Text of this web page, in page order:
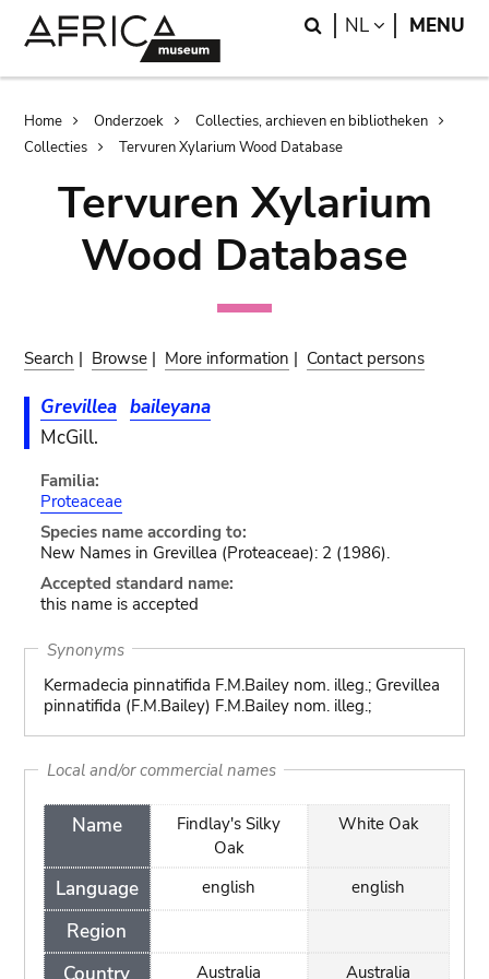
Search
NL LANGUAGE
MENU
Breadcrumb
Home Onderzoek
Collecties, archieven en bibliotheken
Collecties
Tervuren Xylarium Wood Database
Tervuren Xylarium
Wood Database
Search | Browse | More information | Contact persons
Grevillea baileyana
McGill.
Familia:
Proteaceae
Species name according to:
New Names in Grevillea (Proteaceae): 2 (1986).
Accepted standard name:
this name is accepted
Synonyms
Kermadecia pinnatifida F.M.Bailey nom. illeg.; Grevillea
pinnatifida (F.M.Bailey) F.M.Bailey nom. illeg.;
Local and/or commercial names
Name
Language
Region
Findlay's Silky
Oak
english
Australia
White Oak
english
Australia